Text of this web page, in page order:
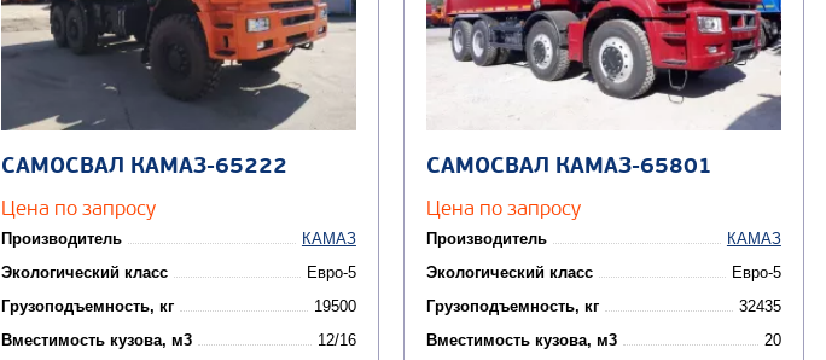
САМОСВАЛ КАМАЗ-65222
Цена по запросу
Производитель
КАМАЗ
Экологический класс
Евро-5
Грузоподъемность, кг
19500
Вместимость кузова, м3
12/16
САМОСВАЛ КАМАЗ-65801
Цена по запросу
Производитель
КАМАЗ
Экологический класс
Евро-5
Грузоподъемность, кг
32435
Вместимость кузова, м3
20